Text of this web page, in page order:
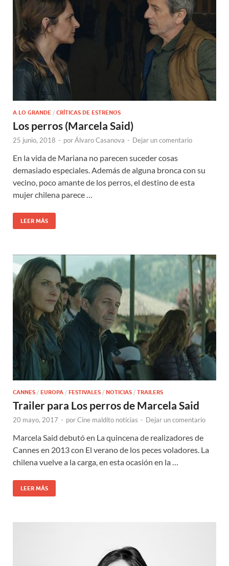
A LO GRANDE / CRÍTICAS DE ESTRENOS
Los perros (Marcela Said)
25 junio, 2018 - porÁlvaro Casanova - Dejar un comentario
En la vida de Mariana no parecen suceder cosas
demasiado especiales. Además de alguna bronca con su
vecino, poco amante de los perros, el destino de esta
mujer chilena parece …
LEER MÁS
CANNES / EUROPA / FESTIVALES / NOTICIAS / TRAILERS
Trailer para Los perros de Marcela Said
20 mayo, 2017 - porCine maldito noticias - Dejar un comentario
Marcela Said debutó en La quincena de realizadores de
Cannes en 2013 con El verano de los peces voladores. La
chilena vuelve a la carga, en esta ocasión en la …
LEER MÁS